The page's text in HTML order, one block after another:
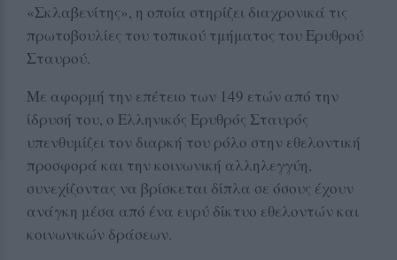
«Σκλαβενίτης», η οποία στηρίζει διαχρονικά τις
πρωτοβουλίες του τοπικού τμήματος του Ερυθρού
Σταυρού.
Με αφορμή την επέτειο των 149 ετών από την
ίδρυσή του, ο Ελληνικός Ερυθρός Σταυρός
υπενθυμίζει τον διαρκή του ρόλο στην εθελοντική
προσφορά και την κοινωνική αλληλεγγύη,
συνεχίζοντας να βρίσκεται δίπλα σε όσους έχουν
ανάγκη μέσα από ένα ευρύ δίκτυο εθελοντών και
κοινωνικών δράσεων.